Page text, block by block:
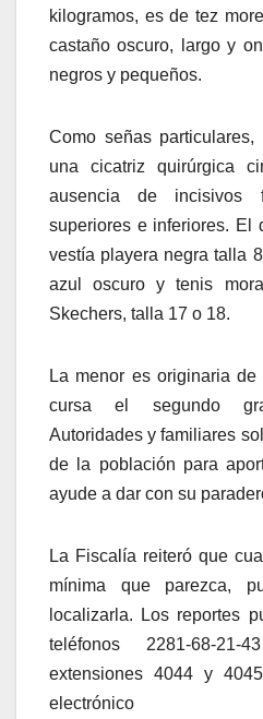
kilogramos, es de tez
castaño oscuro, largo y
negros y pequeños.
Como señas
una cicatriz quirúrgica
ausencia de incisivos
superiores e inferiores. El
vestía playera negra talla
azul oscuro y tenis
Skechers, talla 17 o 18.
La menor es originaria
cursa el segundo
Autoridades y familiares
de la población para
ayude a dar con su
La Fiscalía reiteró que
mínima que parezca,
localizarla. Los reportes
teléfonos 2281-68-21-
extensiones 4044 y
electrónico